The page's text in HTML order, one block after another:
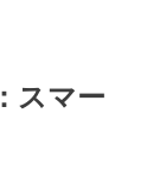
スマー